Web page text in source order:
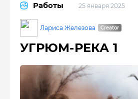
Работы 25 января 2025
Лариса Железова
УГРЮМ-РЕКА 1